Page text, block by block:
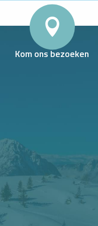
Kom ons bezoeken